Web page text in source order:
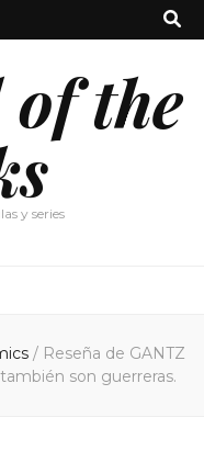
the
y series
/ Reseña de GANTZ
son guerreras.